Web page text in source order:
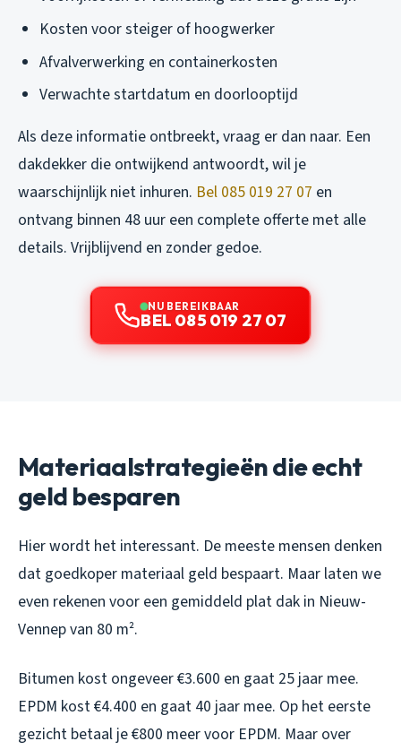
Kosten voor steiger of hoogwerker
Afvalverwerking en containerkosten
Verwachte startdatum en doorlooptijd
Als deze informatie ontbreekt, vraag er dan naar. Een
dakdekker die ontwijkend antwoordt, wil je
waarschijnlijk niet inhuren. Bel 085 019 27 07 en
ontvang binnen 48 uur een complete offerte met alle
details. Vrijblijvend en zonder gedoe.
NU BEREIKBAAR
BEL 085 019 27 07
Materiaalstrategieën die echt
geld besparen
Hier wordt het interessant. De meeste mensen denken
dat goedkoper materiaal geld bespaart. Maar laten we
even rekenen voor een gemiddeld plat dak in Nieuw-
Vennep van 80 m².
Bitumen kost ongeveer €3.600 en gaat 25 jaar mee.
EPDM kost €4.400 en gaat 40 jaar mee. Op het eerste
gezicht betaal je €800 meer voor EPDM. Maar over